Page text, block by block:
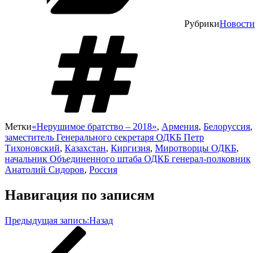
РубрикиНовости
Метки«Нерушимое братство – 2018», Армения, Белоруссия,
заместитель Генерального секретаря ОДКБ Петр
Тихоновский, Казахстан, Киргизия, Миротворцы ОДКБ,
начальник Объединенного штаба ОДКБ генерал-полковник
Анатолий Сидоров, Россия
Навигация по записям
Предыдущая запись:Назад